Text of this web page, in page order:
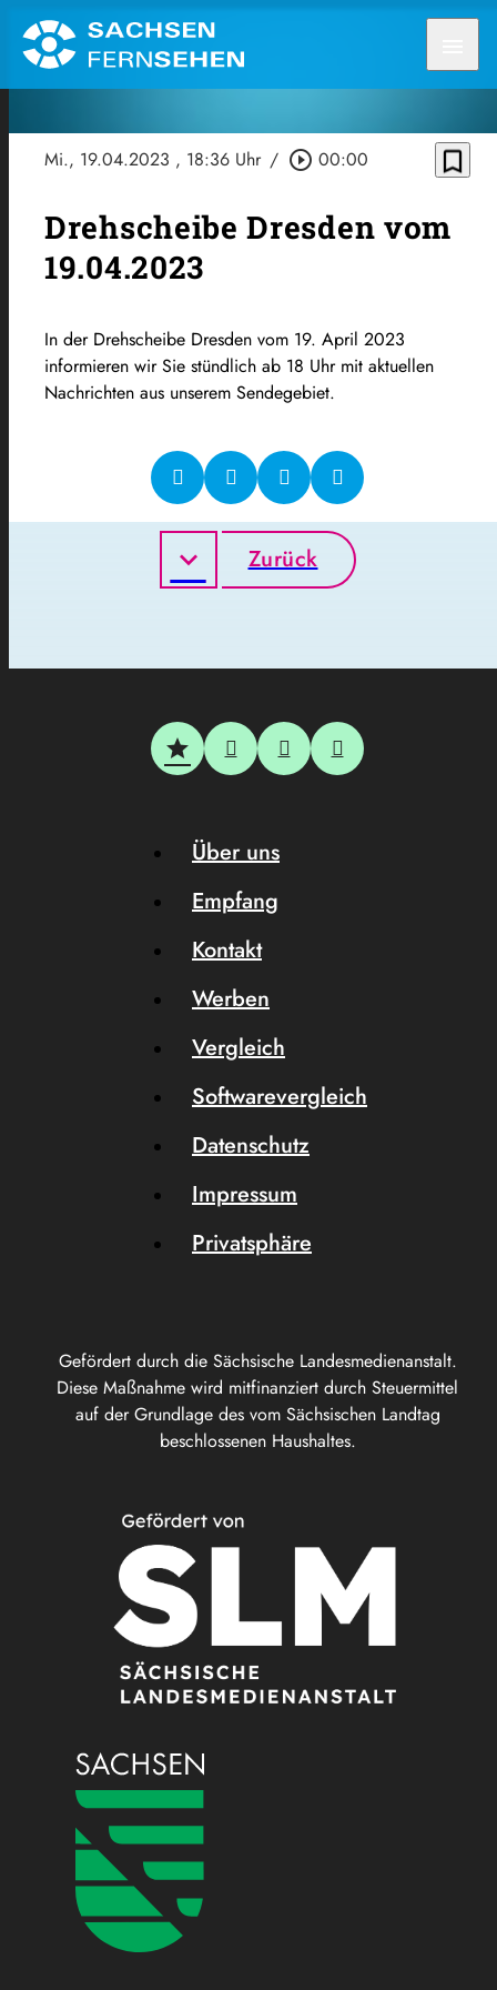
Mi., 19.04.2023 , 18:36 Uhr / play_circle_outline 00:00 bookmark_border
Drehscheibe Dresden vom
19.04.2023
In der Drehscheibe Dresden vom 19. April 2023
informieren wir Sie stündlich ab 18 Uhr mit aktuellen
Nachrichten aus unserem Sendegebiet.
Zurück
Gefördert durch die Sächsische Landesmedienanstalt.
Diese Maßnahme wird mitfinanziert durch Steuermittel
auf der Grundlage des vom Sächsischen Landtag
beschlossenen Haushaltes.
Über uns
Empfang
Kontakt
Werben
Vergleich
Softwarevergleich
Datenschutz
Impressum
Privatsphäre